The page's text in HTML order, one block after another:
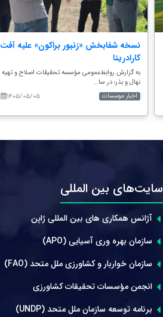
نسخه شفابخش «زنبور براکون» علیه آفت
کارادرینا
به گزارش روابط‌عمومی مؤسسه تحقیقات اصلاح و تهیه
نهال و بذر؛ در سا...
۱۴۰۵/۰۵/۰۵
اخبار موسسات
سایت‌های بین المللی
آژانس همکاری های بین المللی ژاپن
سازمان بهره وری آسیایی (APO)
سازمان خواربار و کشاورزی ملل متحد (FAO)
انجمن مؤسسات تحقیقات کشاورزی
برنامه توسعه سازمان ملل متحد (UNDP)